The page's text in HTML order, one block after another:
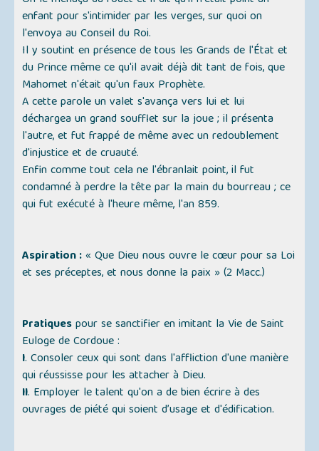
enfant pour s'intimider par les verges, sur quoi on
l'envoya au Conseil du Roi.
Il y soutint en présence de tous les Grands de l'État et
du Prince même ce qu'il avait déjà dit tant de fois, que
Mahomet n'était qu'un faux Prophète.
A cette parole un valet s'avança vers lui et lui
déchargea un grand soufflet sur la joue ; il présenta
l'autre, et fut frappé de même avec un redoublement
d'injustice et de cruauté.
Enfin comme tout cela ne l'ébranlait point, il fut
condamné à perdre la tête par la main du bourreau ; ce
qui fut exécuté à l'heure même, l'an 859.
Aspiration :« Que Dieu nous ouvre le cœur pour sa Loi
et ses préceptes, et nous donne la paix »(2 Macc.)
Pratiquespour se sanctifier en imitant la Vie de Saint
Euloge de Cordoue :
I. Consoler ceux qui sont dans l'affliction d'une manière
qui réussisse pour les attacher à Dieu.
II. Employer le talent qu'on a de bien écrire à des
ouvrages de piété qui soient d’usage et d'édification.